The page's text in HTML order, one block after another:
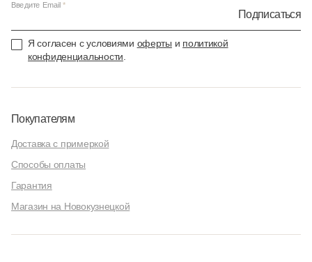
Введите Email
Подписаться
Я согласен с условиями оферты и политикой
конфиденциальности
Покупателям
Доставка с примеркой
Способы оплаты
Гарантия
Магазин на Новокузнецкой